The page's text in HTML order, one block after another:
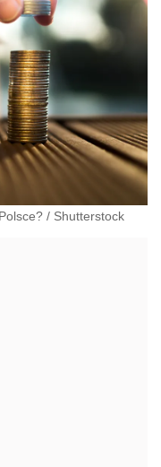
/ Shutterstock